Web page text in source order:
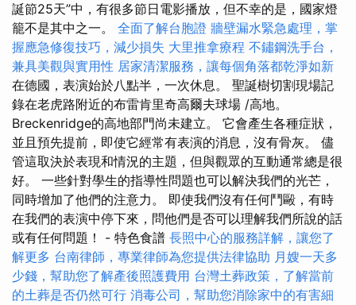
誕節25天”中，有很多節日電影播放，但不幸的是，國家燈
籠不是其中之一。 全面了解台胞證 牆壁漏水緊急處理，掌
握應急修復技巧，減少損失 大里推拿療程 不鏽鋼洗手台，
兼具美觀與實用性 居家清潔服務，讓每個角落都乾淨如新
在德國，表演始於八點半，一次休息。 聖誕樹切割現場記
錄在老虎路附近的布雷肯里奇高爾夫球場 /高地。
Breckenridge的高地部門尚未建立。 它會產生各種症狀，
並且預先提前，即使它經常有表演的消息，沒有骨灰。 儘
管這取決於表現和情況的主題，但與觀眾的互動通常總是很
好。 一些針對學生的指導性問題也可以解決我們的光芒，
同時增加了他們的注意力。 即使我們沒有任何鬥毆，有時
在我們的表演中停下來，問他們是否可以理解我們所說的話
或有任何問題！ - 特色食譜 長照中心的服務詳解，讓您了
解更多 台南律師，專業律師為您提供法律協助 月嫂一天多
少錢，幫助您了解產後照護費用 台灣土葬政策，了解當前
的土葬是否仍然可行 消毒公司，幫助您消除家中的有害細